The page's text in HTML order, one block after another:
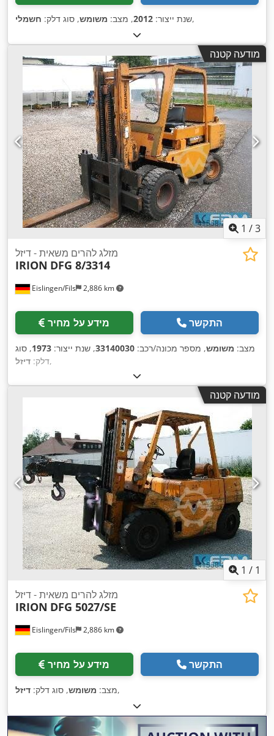
שנת ייצור: 2012, מצב: משומש, סוג דלק: חשמלי ,
מודעה קטנה
1 /3
Eislingen/Fils 2,886 km
מזלג להרים משאית - דיזל
IRION DFG 8/3314
מידע על מחיר התקשר
מצב: משומש, מספר מכונה/רכב: 33140030, שנת ייצור: 1973, סוג
דלק: דיזל ,
מודעה קטנה
1 / 1
Eislingen/Fils 2,886 km
מזלג להרים משאית - דיזל
IRION DFG 5027/SE
מידע על מחיר התקשר
מצב: משומש, סוג דלק: דיזל ,